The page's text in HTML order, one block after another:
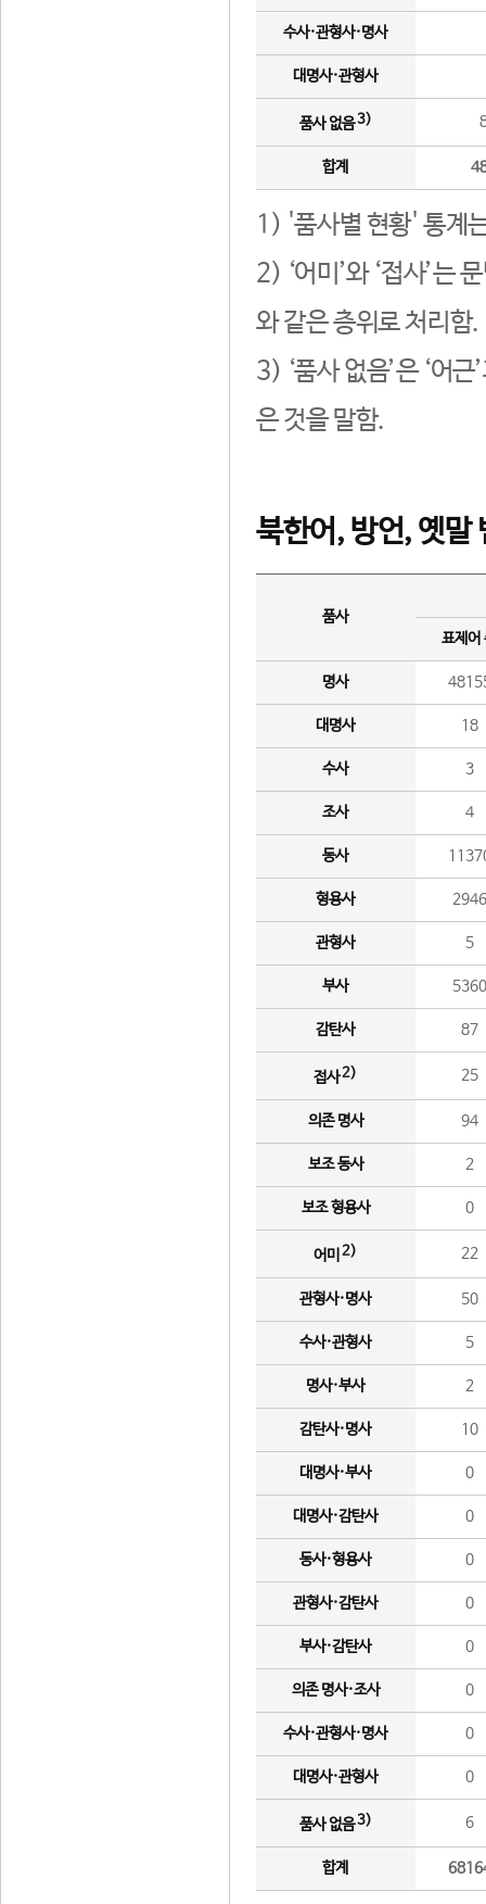
수사·관형사·명사
대명사·관형사
품사 없음3)
합계
1) '품사별 현황' 통계
2) ‘어미’와 ‘접사’는
와 같은 층위로 처리함.
3) ‘품사 없음’은 ‘어
은 것을 말함.
북한어, 방언, 옛말
품사
표제어
명사
대명사 18
수사 3
조사 4
동사
형용사 2946
관형사 5
부사 5360
감탄사 87
접사2) 25
의존 명사 94
보조 동사 2
보조 형용사 0
어미 2) 22
관형사·명사 50
수사·관형사 5
명사·부사 2
감탄사·명사 10
대명사·부사 0
대명사·감탄사 0
동사·형용사 0
관형사·감탄사 0
부사·감탄사 0
의존 명사·조사 0
수사·관형사·명사 0
대명사·관형사 0
품사 없음3) 6
합계